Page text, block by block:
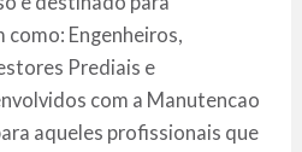
Engenheiros,
Prediais e
com a Manutencao
aqueles profissionais que